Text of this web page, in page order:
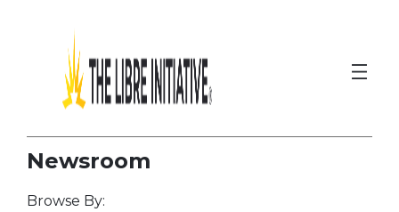
Newsroom
Browse By: